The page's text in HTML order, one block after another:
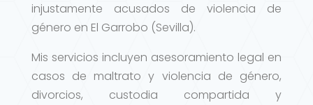
injustamente acusados de violencia de
género en El Garrobo (Sevilla).
Mis servicios incluyen asesoramiento legal en
casos de maltrato y violencia de género,
divorcios, custodia compartida y